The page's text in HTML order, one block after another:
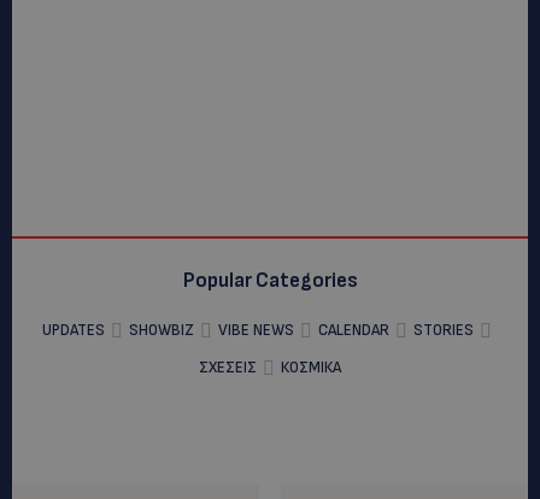
Popular Categories
UPDATES SHOWBIZ VIBE NEWS CALENDAR
STORIES
ΣΧΕΣΕΙΣ
ΚΟΣΜΙΚΑ